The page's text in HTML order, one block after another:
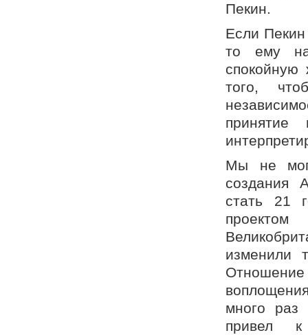
Пекин.
Если Пекин
то ему на
спокойную
того,
принятие
Мы не
создания
стать 21
изменили
много раз
привел к